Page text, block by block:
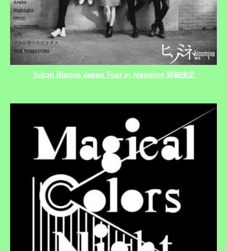
Yukon Blonde Japan Tour in hisomine 詳細決定